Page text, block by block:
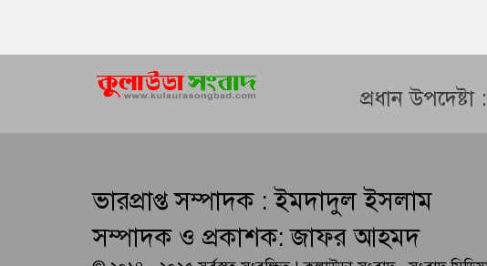
প্রধান
ভারপ্রাপ্ত সম্পাদক : ইমদাদুল ইসলাম
সম্পাদক ও প্রকাশক: জাফর আহমদ